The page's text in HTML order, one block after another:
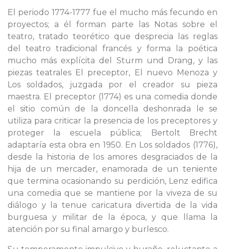
El periodo 1774-1777 fue el mucho más fecundo en
proyectos; a él forman parte las Notas sobre el
teatro, tratado teorético que desprecia las reglas
del teatro tradicional francés y forma la poética
mucho más explícita del Sturm und Drang, y las
piezas teatrales El preceptor, El nuevo Menoza y
Los soldados, juzgada por el creador su pieza
maestra. El preceptor (1774) es una comedia donde
el sitio común de la doncella deshonrada le se
utiliza para criticar la presencia de los preceptores y
proteger la escuela pública; Bertolt Brecht
adaptaría esta obra en 1950. En Los soldados (1776),
desde la historia de los amores desgraciados de la
hija de un mercader, enamorada de un teniente
que termina ocasionando su perdición, Lenz edifica
una comedia que se mantiene por la viveza de su
diálogo y la tenue caricatura divertida de la vida
burguesa y militar de la época, y que llama la
atención por su final amargo y burlesco.